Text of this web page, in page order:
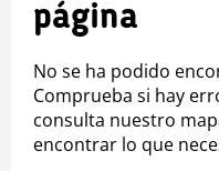
página
No se ha podido
Comprueba si hay
consulta nuestro
encontrar lo que